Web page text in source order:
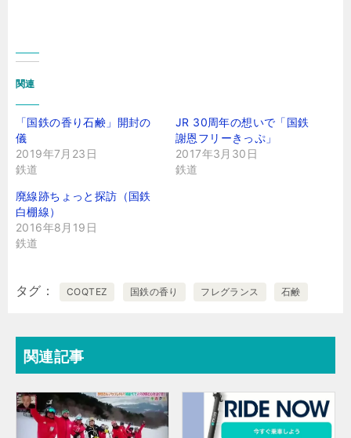
関連
「国鉄の香り石鹸」開封の
儀
2019年7月23日
鉄道
JR 30周年の想いで「国鉄
謝恩フリーきっぷ」
2017年3月30日
鉄道
廃線跡ちょっと探訪（国鉄
白棚線）
2016年8月19日
鉄道
タグ COQTEZ 国鉄の香り フレグランス 石鹸
関連記事